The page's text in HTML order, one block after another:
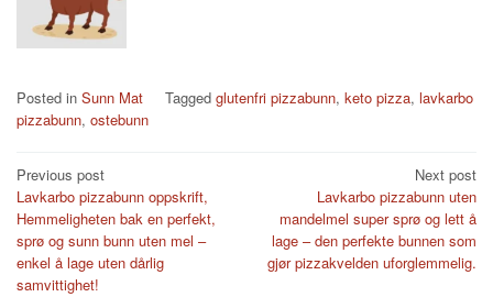
Posted in Sunn Mat Tagged glutenfri pizzabunn, keto pizza, lavkarbo
pizzabunn, ostebunn
Post
navigation
Previous post
Lavkarbo pizzabunn oppskrift,
Hemmeligheten bak en perfekt,
sprø og sunn bunn uten mel –
enkel å lage uten dårlig
samvittighet!
Next post
Lavkarbo pizzabunn uten
mandelmel super sprø og lett å
lage – den perfekte bunnen som
gjør pizzakvelden uforglemmelig.